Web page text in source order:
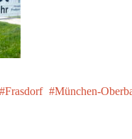
Frasdorf München-